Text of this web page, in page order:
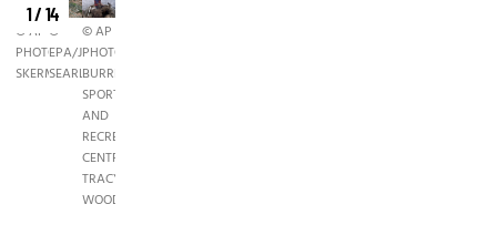
1 / 14
© AP
PHOTO/ANTHONY
SKERMAN
©
EPA/JONO
SEARLE
© AP
PHOTO/LAKE
BURRENDONG
SPORT
AND
RECREATION
CENTRE,
TRACY
WOODS